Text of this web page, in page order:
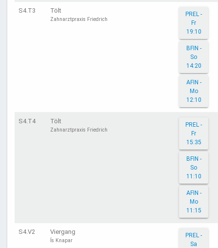
S4.T3 Tölt
Zahnarztpraxis Friedrich
PREL -
Fr
19:10
BFIN -
So
14:20
AFIN -
Mo
12:10
S4.T4 Tölt
Zahnarztpraxis Friedrich
PREL -
Fr
15:35
BFIN -
So
11:10
AFIN -
Mo
11:15
S4.V2 Viergang
Ís Knapar
PREL -
Sa